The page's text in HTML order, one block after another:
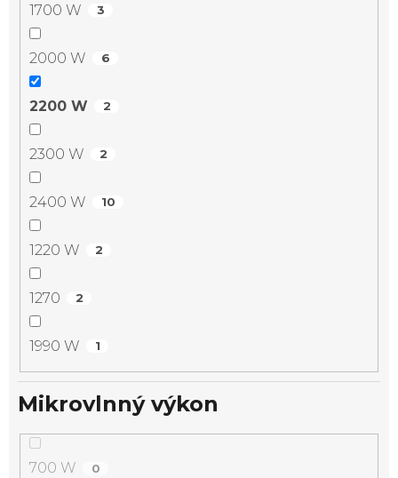
1700 W 3
2000 W 6
2200 W 2
2300 W 2
2400 W 10
1220 W 2
1270 2
1990 W 1
Mikrovlnný výkon
700 W 0